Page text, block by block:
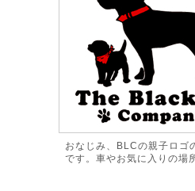
おなじみ、BLCの親子ロゴ
です。車やお気に入りの場